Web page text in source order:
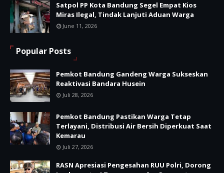
Satpol PP Kota Bandung Segel Empat Kios
Miras Ilegal, Tindak Lanjuti Aduan Warga
June 11, 2026
Popular Posts
Pemkot Bandung Gandeng Warga Sukseskan
Reaktivasi Bandara Husein
Juli 28, 2026
Pemkot Bandung Pastikan Warga Tetap
Terlayani, Distribusi Air Bersih Diperkuat Saat
Kemarau
Juli 27, 2026
RASN Apresiasi Pengesahan RUU Polri, Dorong